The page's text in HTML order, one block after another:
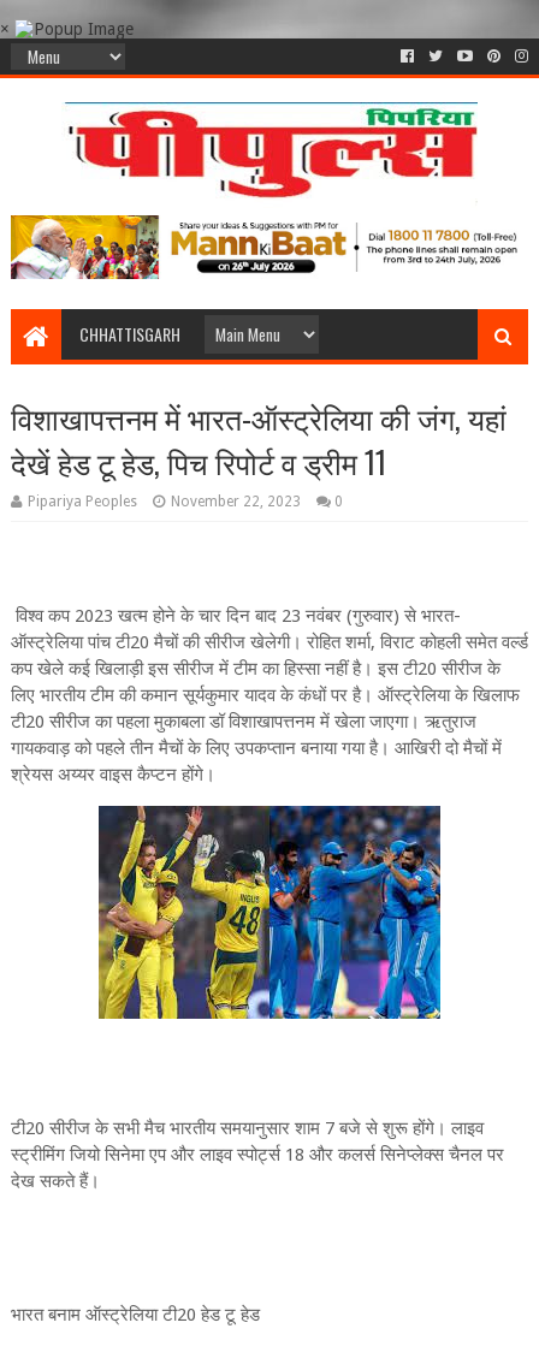
×
CHHATTISGARH
विशाखापत्तनम में भारत-ऑस्ट्रेलिया की जंग, यहां
देखें हेड टू हेड, पिच रिपोर्ट व ड्रीम 11
Pipariya Peoples November 22, 2023 0
विश्व कप 2023 खत्म होने के चार दिन बाद 23 नवंबर (गुरुवार) से भारत-
ऑस्ट्रेलिया पांच टी20 मैचों की सीरीज खेलेगी। रोहित शर्मा, विराट कोहली समेत वर्ल्ड
कप खेले कई खिलाड़ी इस सीरीज में टीम का हिस्सा नहीं है। इस टी20 सीरीज के
लिए भारतीय टीम की कमान सूर्यकुमार यादव के कंधों पर है। ऑस्ट्रेलिया के खिलाफ
टी20 सीरीज का पहला मुकाबला डॉ विशाखापत्तनम में खेला जाएगा। ऋतुराज
गायकवाड़ को पहले तीन मैचों के लिए उपकप्तान बनाया गया है। आखिरी दो मैचों में
श्रेयस अय्यर वाइस कैप्टन होंगे।
टी20 सीरीज के सभी मैच भारतीय समयानुसार शाम 7 बजे से शुरू होंगे। लाइव
स्ट्रीमिंग जियो सिनेमा एप और लाइव स्पोर्ट्स 18 और कलर्स सिनेप्लेक्स चैनल पर
देख सकते हैं।
भारत बनाम ऑस्ट्रेलिया टी20 हेड टू हेड